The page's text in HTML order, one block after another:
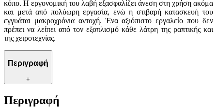
κόπο. Η εργονομική του λαβή εξασφαλίζει άνεση στη χρήση ακόμα
και μετά από πολύωρη εργασία, ενώ η στιβαρή κατασκευή του
εγγυάται μακροχρόνια αντοχή. Ένα αξιόπιστο εργαλείο που δεν
πρέπει να λείπει από τον εξοπλισμό κάθε λάτρη της ραπτικής και
της χειροτεχνίας.
Περιγραφή
+
Περιγραφή